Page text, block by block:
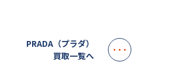
PRADA（プラダ）
買取一覧へ